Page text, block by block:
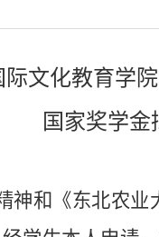
际文化教育学院
国家奖学金
神和《东北农